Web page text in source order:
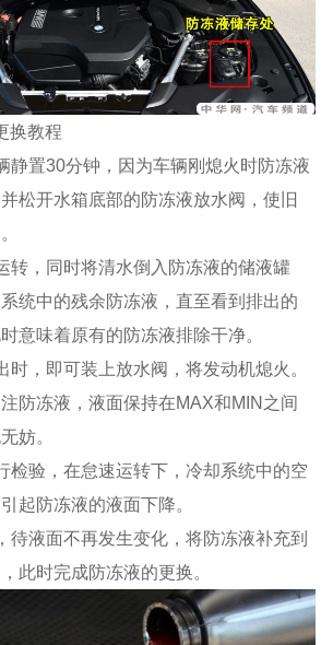
换教程
静置30分钟，因为车辆刚熄火时防冻液
松开水箱底部的防冻液放水阀，使旧
转，同时将清水倒入防冻液的储液罐
统中的残余防冻液，直至看到排出的
意味着原有的防冻液排除干净。
时，即可装上放水阀，将发动机熄火。
防冻液，液面保持在MAX和MIN之间
妨。
检验，在怠速运转下，冷却系统中的空
起防冻液的液面下降。
待液面不再发生变化，将防冻液补充到
此时完成防冻液的更换。